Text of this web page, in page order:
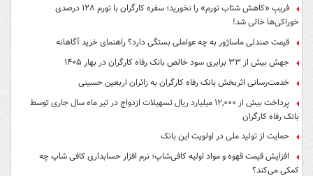
فریبِ «کاهش شتاب تورم» را نخورید؛ سفره کارگران با تورم ۱۲۸ درصدی
خوراکی‌ها خالی شد!
قیمت صندلی ماساژور به چه عواملی بستگی دارد؟ راهنمای خرید آگاهانه
جهش بیش از ۳۳ برابری سود خالص بانک رفاه کارگران در بهار ۱۴۰۵
خدمت‌رسانی اثربخش بانک رفاه کارگران به زائران اربعین حسینی
پرداخت بیش از ۱۲,۰۰۰ میلیارد ریال تسهیلات ازدواج در تیر ماه سال جاری توسط
بانک رفاه کارگران
حمایت از تولید ملی در اولویت این بانک
افزایش قیمت قهوه و مواد اولیه کافی‌شاپ؛ نرم افزار حسابداری کافی شاپ چه
کمکی می‌کند؟